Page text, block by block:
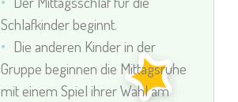
Schlafkinder beginnt.
Die anderen Kinder in der
Gruppe beginnen die Mittagsruhe
mit einem Spiel ihrer Wahl am